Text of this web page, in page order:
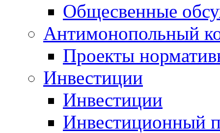
Общесвенные
Антимонопольный
Проекты
Инвестиции
Инвестиции
Инвестиционный